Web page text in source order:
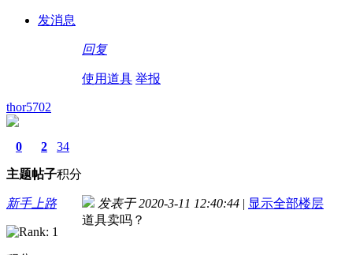
发消息
回复
使用道具 举报
thor5702
0
主题
2
帖子
34
积分
新手上路 发表于 2020-3-11 12:40:44 | 显示全部楼层
道具卖吗？